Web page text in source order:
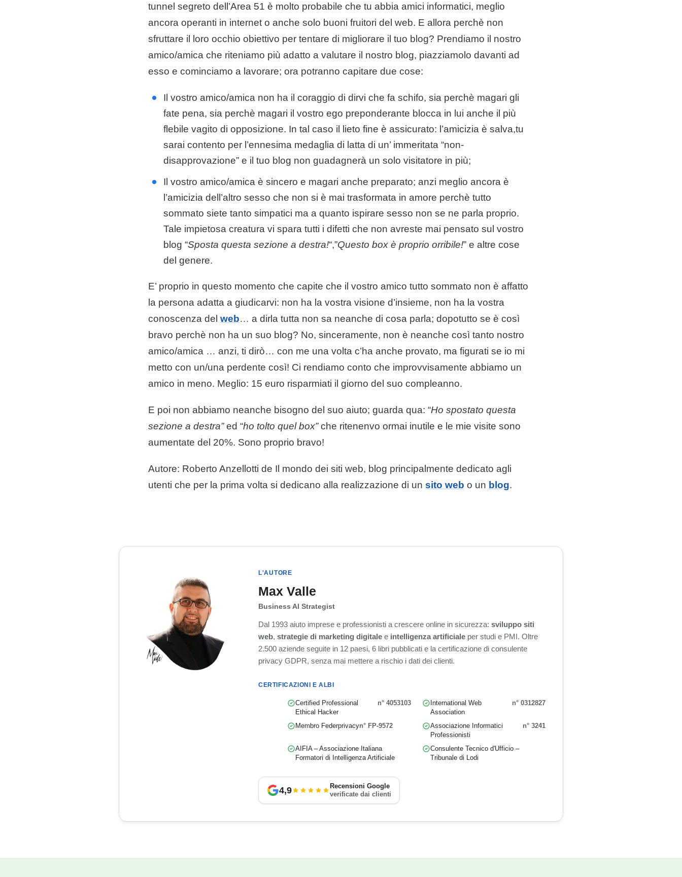
tunnel segreto dell’Area 51 è molto probabile che tu abbia amici informatici, meglio
ancora operanti in internet o anche solo buoni fruitori del web. E allora perchè non
sfruttare il loro occhio obiettivo per tentare di migliorare il tuo blog? Prendiamo il nostro
amico/amica che riteniamo più adatto a valutare il nostro blog, piazziamolo davanti ad
esso e cominciamo a lavorare; ora potranno capitare due cose:
Il vostro amico/amica non ha il coraggio di dirvi che fa schifo, sia perchè magari gli
fate pena, sia perchè magari il vostro ego preponderante blocca in lui anche il più
flebile vagito di opposizione. In tal caso il lieto fine è assicurato: l’amicizia è salva,tu
sarai contento per l’ennesima medaglia di latta di un’ immeritata “non-
disapprovazione” e il tuo blog non guadagnerà un solo visitatore in più;
Il vostro amico/amica è sincero e magari anche preparato; anzi meglio ancora è
l’amicizia dell’altro sesso che non si è mai trasformata in amore perchè tutto
sommato siete tanto simpatici ma a quanto ispirare sesso non se ne parla proprio.
Tale impietosa creatura vi spara tutti i difetti che non avreste mai pensato sul vostro
blog “Sposta questa sezione a destra!“,”Questo box è proprio orribile!” e altre cose
del genere.
E’ proprio in questo momento che capite che il vostro amico tutto sommato non è affatto
la persona adatta a giudicarvi: non ha la vostra visione d’insieme, non ha la vostra
conoscenza del web… a dirla tutta non sa neanche di cosa parla; dopotutto se è così
bravo perchè non ha un suo blog? No, sinceramente, non è neanche così tanto nostro
amico/amica … anzi, ti dirò… con me una volta c’ha anche provato, ma figurati se io mi
metto con un/una perdente così! Ci rendiamo conto che improvvisamente abbiamo un
amico in meno. Meglio: 15 euro risparmiati il giorno del suo compleanno.
E poi non abbiamo neanche bisogno del suo aiuto; guarda qua: “Ho spostato questa
sezione a destra”ed “ho tolto quel box”che ritenenvo ormai inutile e le mie visite sono
aumentate del 20%. Sono proprio bravo!
Autore: Roberto Anzellotti de Il mondo dei siti web, blog principalmente dedicato agli
utenti che per la prima volta si dedicano alla realizzazione di un sito web o un blog.
L'AUTORE
Max Valle
Business AI Strategist
Dal 1993 aiuto imprese e professionisti a crescere online in sicurezza: sviluppo siti
web, strategie di marketing digitale e intelligenza artificiale per studi e PMI. Oltre
2.500 aziende seguite in 12 paesi, 6 libri pubblicati e la certificazione di consulente
privacy GDPR, senza mai mettere a rischio i dati dei clienti.
CERTIFICAZIONI E ALBI
Certified Professional
Ethical Hacker
n° 4053103
International Web
Association
n° 0312827
Membro Federprivacyn° FP-9572
Associazione Informatici
Professionisti
n° 3241
AIFIA – Associazione Italiana
Formatori di Intelligenza Artificiale
Consulente Tecnico d'Ufficio –
Tribunale di Lodi
4,9
Recensioni Google
verificate dai clienti